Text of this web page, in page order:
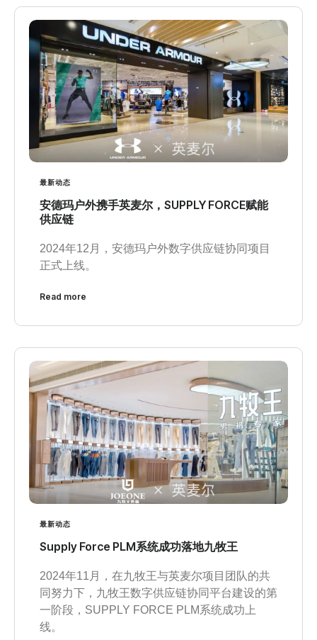
最新动态
安德玛户外携手英麦尔，SUPPLY FORCE赋能
供应链
2024年12月，安德玛户外数字供应链协同项目
正式上线。
Read more
最新动态
Supply Force PLM系统成功落地九牧王
2024年11月，在九牧王与英麦尔项目团队的共
同努力下，九牧王数字供应链协同平台建设的第
一阶段，SUPPLY FORCE PLM系统成功上
线。